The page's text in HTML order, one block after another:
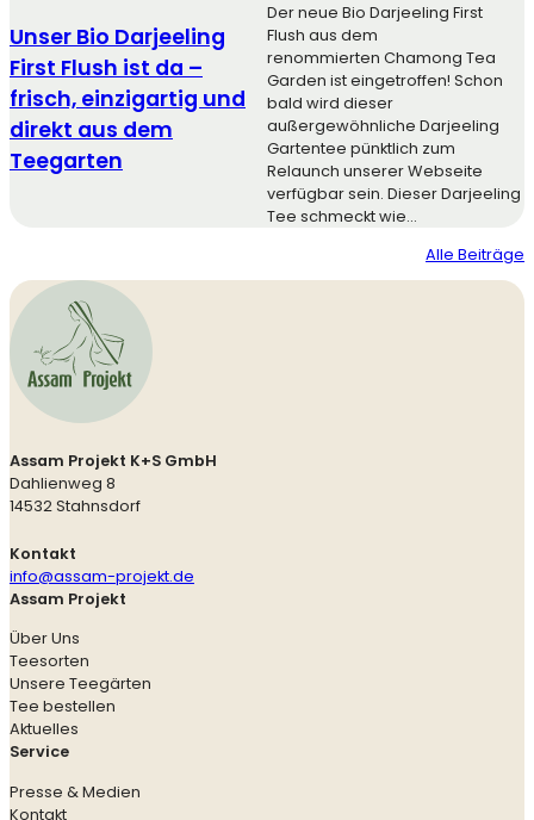
Unser Bio Darjeeling
First Flush ist da –
frisch, einzigartig und
direkt aus dem
Teegarten
Der neue Bio Darjeeling First
Flush aus dem
renommierten Chamong Tea
Garden ist eingetroffen! Schon
bald wird dieser
außergewöhnliche Darjeeling
Gartentee pünktlich zum
Relaunch unserer Webseite
verfügbar sein. Dieser Darjeeling
Tee schmeckt wie…
Alle Beiträge
Assam Projekt K+S GmbH
Dahlienweg 8
14532 Stahnsdorf
Kontakt
info@assam-projekt.de
Assam Projekt
Über Uns
Teesorten
Unsere Teegärten
Tee bestellen
Aktuelles
Service
Presse & Medien
Kontakt